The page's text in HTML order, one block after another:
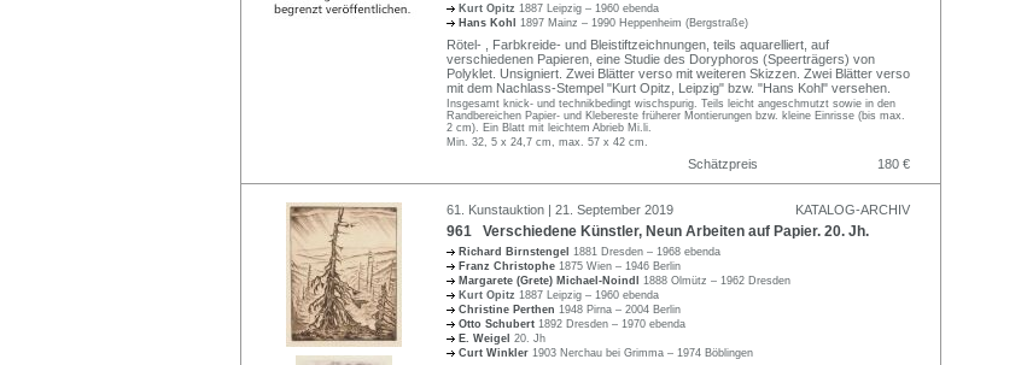
Kurt Opitz 1887 Leipzig – 1960 ebenda
Hans Kohl 1897 Mainz – 1990 Heppenheim (Bergstraße)
Rötel- , Farbkreide- und Bleistiftzeichnungen, teils aquarelliert, auf
verschiedenen Papieren, eine Studie des Doryphoros (Speerträgers) von
Polyklet. Unsigniert. Zwei Blätter verso mit weiteren Skizzen. Zwei Blätter verso
mit dem Nachlass-Stempel "Kurt Opitz, Leipzig" bzw. "Hans Kohl" versehen.
Insgesamt knick- und technikbedingt wischspurig. Teils leicht angeschmutzt sowie in den
Randbereichen Papier- und Klebereste früherer Montierungen bzw. kleine Einrisse (bis max.
2 cm). Ein Blatt mit leichtem Abrieb Mi.li.
Min. 32, 5 x 24,7 cm, max. 57 x 42 cm.
Schätzpreis 180 €
61. Kunstauktion | 21. September 2019 KATALOG-ARCHIV
961 Verschiedene Künstler, Neun Arbeiten auf Papier. 20. Jh.
Richard Birnstengel 1881 Dresden – 1968 ebenda
Franz Christophe 1875 Wien – 1946 Berlin
Margarete (Grete) Michael-Noindl 1888 Olmütz – 1962 Dresden
Kurt Opitz 1887 Leipzig – 1960 ebenda
Christine Perthen 1948 Pirna – 2004 Berlin
Otto Schubert 1892 Dresden – 1970 ebenda
E. Weigel 20. Jh
Curt Winkler 1903 Nerchau bei Grimma – 1974 Böblingen